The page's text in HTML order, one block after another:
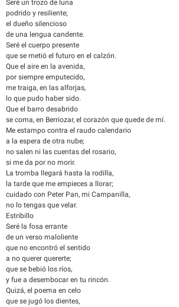
Seré un trozo de luna
podrido y resiliente;
el dueño silencioso
de una lengua candente.
Seré el cuerpo presente
que se metió el futuro en el calzón.
Que el aire en la avenida,
por siempre emputecido,
me traiga, en las alforjas,
lo que pudo haber sido.
Que el barro desabrido
se coma, en Berriozar, el corazón que quede de mí.
Me estampo contra el raudo calendario
a la espera de otra nube;
no salen ni las cuentas del rosario,
si me da por no morir.
La tromba llegará hasta la rodilla,
la tarde que me empieces a llorar;
cuidado con Peter Pan, mi Campanilla,
no lo tengas que velar.
Estribillo
Seré la fosa errante
de un verso maloliente
que no encontró el sentido
a no querer quererte;
que se bebió los ríos,
y fue a desembocar en tu rincón.
Quizá, el poema en celo
que se jugó los dientes,